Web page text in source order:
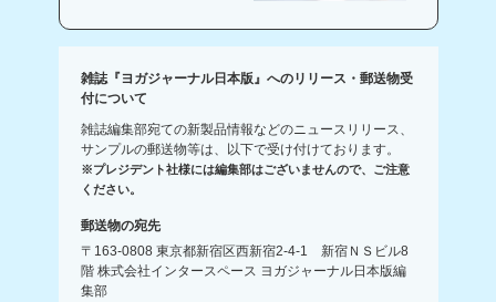
雑誌『ヨガジャーナル日本版』へのリリース・郵送物受
付について
雑誌編集部宛ての新製品情報などのニュースリリース、
サンプルの郵送物等は、以下で受け付けております。
※プレジデント社様には編集部はございませんので、ご注意
ください。
郵送物の宛先
〒163-0808 東京都新宿区西新宿2-4-1 新宿ＮＳビル8
階 株式会社インタースペース ヨガジャーナル日本版編
集部